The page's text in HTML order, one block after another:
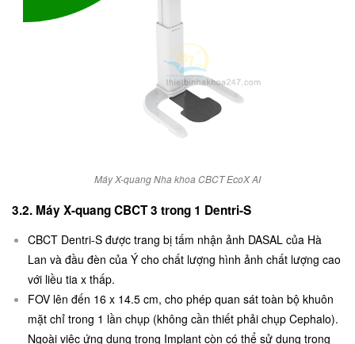
Máy X-quang Nha khoa CBCT EcoX AI
3.2. Máy X-quang CBCT 3 trong 1 Dentri-S
CBCT Dentri-S được trang bị tấm nhận ảnh DASAL của Hà
Lan và đầu đèn của Ý cho chất lượng hình ảnh chất lượng cao
với liều tia x thấp.
FOV lên đến 16 x 14.5 cm, cho phép quan sát toàn bộ khuôn
mặt chỉ trong 1 lần chụp (không cần thiết phải chụp Cephalo).
Ngoài việc ứng dụng trong Implant còn có thể sử dụng trong